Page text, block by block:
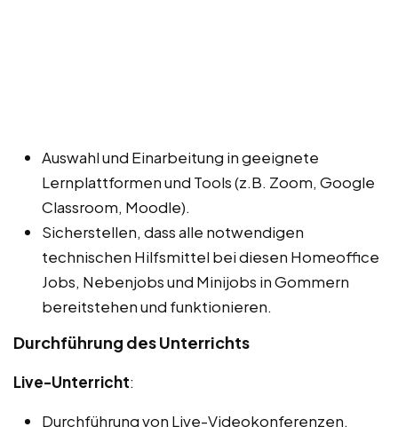
Auswahl und Einarbeitung in geeignete
Lernplattformen und Tools (z.B. Zoom, Google
Classroom, Moodle).
Sicherstellen, dass alle notwendigen
technischen Hilfsmittel bei diesen Homeoffice
Jobs, Nebenjobs und Minijobs in Gommern
bereitstehen und funktionieren.
Durchführung des Unterrichts
Live-Unterricht:
Durchführung von Live-Videokonferenzen.